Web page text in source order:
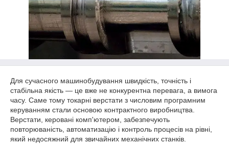
Для сучасного машинобудування швидкість, точність і
стабільна якість — це вже не конкурентна перевага, а вимога
часу. Саме тому токарні верстати з числовим програмним
керуванням стали основою контрактного виробництва.
Верстати, керовані комп'ютером, забезпечують
повторюваність, автоматизацію і контроль процесів на рівні,
який недосяжний для звичайних механічних станків.